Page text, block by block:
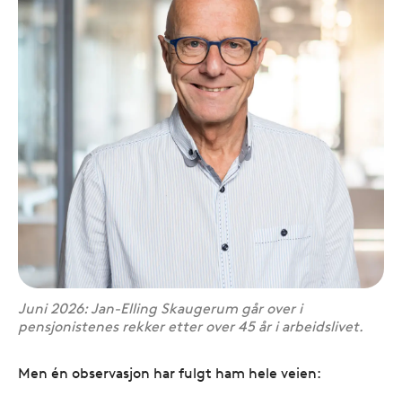
Juni 2026: Jan-Elling Skaugerum går over i
pensjonistenes rekker etter over 45 år i arbeidslivet.
Men én observasjon har fulgt ham hele veien: